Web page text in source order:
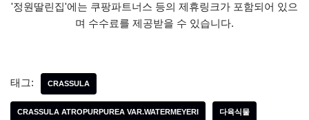
'정원딸린집'에는 쿠팡파트너스 등의 제휴링크가 포함되어 있으
며 수수료를 제공받을 수 있습니다.
태그: CRASSULA
CRASSULA ATROPURPUREA VAR.WATERMEYERI 다육식물